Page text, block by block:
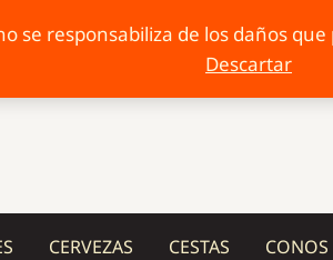
se responsabiliza de los daños
Descartar
CERVEZAS CESTAS CONOS